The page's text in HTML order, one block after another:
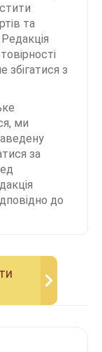
та
збігатися з
ми
за
до